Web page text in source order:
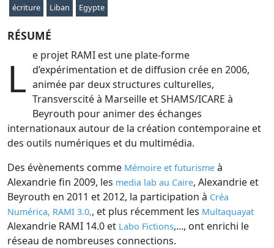
écriture
Liban Egypte
RÉSUMÉ
L e projet RAMI est une plate-forme
d’expérimentation et de diffusion crée en 2006,
animée par deux structures culturelles,
Transverscité à Marseille et SHAMS/ICARE à
Beyrouth pour animer des échanges
internationaux autour de la création contemporaine et
des outils numériques et du multimédia.
Des évènements comme Mémoire et futurisme à
Alexandrie fin 2009, les media lab au Caire, Alexandrie et
Beyrouth en 2011 et 2012, la participation à Créa
Numérica, RAMI 3.0,, et plus récemment les Multaquayat
Alexandrie RAMI 14.0 et Labo Fictions,..., ont enrichi le
réseau de nombreuses connections.